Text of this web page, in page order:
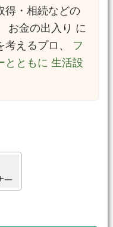
得・相続などの
お金の出入り に
えるプロ、
フ
とともに 生活設